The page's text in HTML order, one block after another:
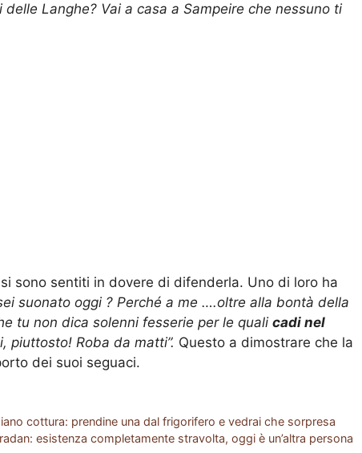
Langhe? Vai a casa a Sampeire che nessuno ti
sono sentiti in dovere di difenderla. Uno di loro ha
suonato oggi ? Perché a me ….oltre alla bontà della
tu non dica solenni fesserie per le quali cadi nel
piuttosto! Roba da matti”. Questo a dimostrare che la
dei suoi seguaci.
cottura: prendine una dal frigorifero e vedrai che sorpresa
esistenza completamente stravolta, oggi è un’altra persona